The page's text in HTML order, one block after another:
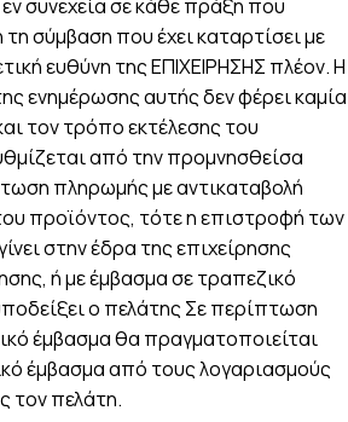
συνεχεία σε κάθε πράξη που
σύμβαση που έχει καταρτίσει με
ευθύνη της ΕΠΙΧΕΙΡΗΣΗΣ πλέον. Η
ενημέρωσης αυτής δεν φέρει καμία
τον τρόπο εκτέλεσης του
από την προμνησθείσα
πληρωμής με αντικαταβολή
προϊόντος, τότε η επιστροφή των
στην έδρα της επιχείρησης
ή με έμβασμα σε τραπεζικό
ο πελάτης Σε περίπτωση
έμβασμα θα πραγματοποιείται
έμβασμα από τους λογαριασμούς
τον πελάτη.